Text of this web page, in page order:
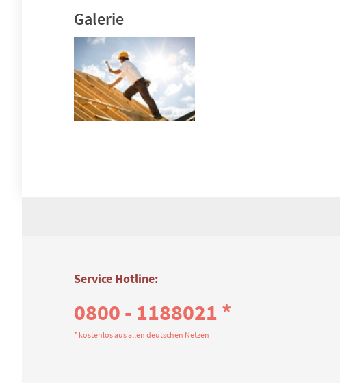
Galerie
Service Hotline:
0800 - 1188021 *
* kostenlos aus allen deutschen Netzen